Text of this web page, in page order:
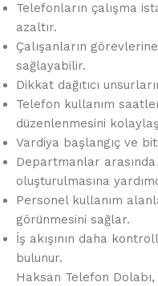
Telefonların çalışma
azaltır.
Çalışanların
sağlayabilir.
Dikkat dağıtıcı
Telefon kullanım
düzenlenmesini
Vardiya başlangıç ve
Departmanlar
oluşturulmasına
Personel kullanım
görünmesini sağlar.
İş akışının daha
bulunur.
Haksan Telefon